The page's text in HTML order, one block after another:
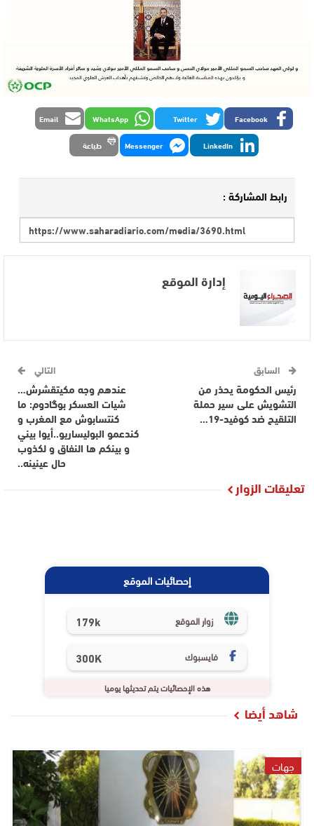
Facebook
Twitter
WhatsApp
Email
LinkedIn
Messenger طباعة
رابط المشاركة :
إدارة الموقع
السابق
رئيس الحكومة يحذر من
التشويش على سير حملة
التلقيح ضد كوفيد-19…
التالي
عندهم وجه مكيتقشرش…
شيات العسكر بوگادوم: ما
كنتسابوش مع المغرب و
كندعمو البوليساريو..أيوا بيني
و بينكم ها النفاق و لكذوب
حال عينينه..
تعليقات الزوار
إحصائيات الموقع
زوار الموقع 179k
فايسبوك 300K
هذه الإحصائيات يتم تحديثها يوميا
شاهد أيضا
جهات